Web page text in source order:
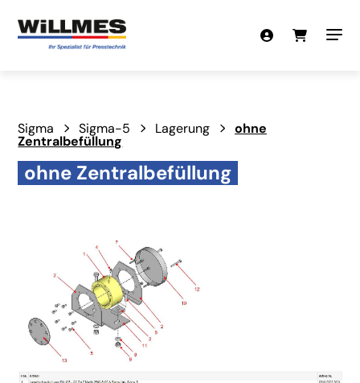
Sigma Sigma-5 Lagerung ohne
Zentralbefüllung
ohne Zentralbefüllung